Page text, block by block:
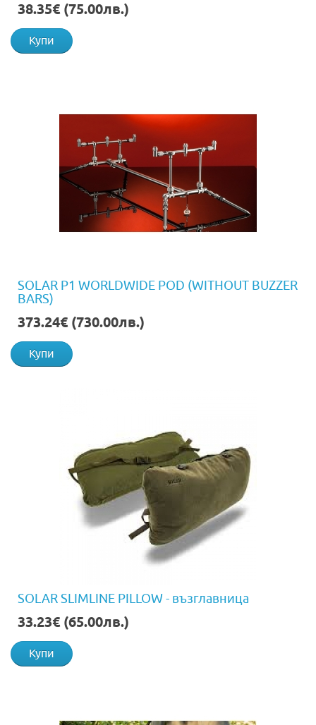
38.35€ (75.00лв.)
Купи
SOLAR P1 WORLDWIDE POD (WITHOUT BUZZER
BARS)
373.24€ (730.00лв.)
Купи
SOLAR SLIMLINE PILLOW - възглавница
33.23€ (65.00лв.)
Купи